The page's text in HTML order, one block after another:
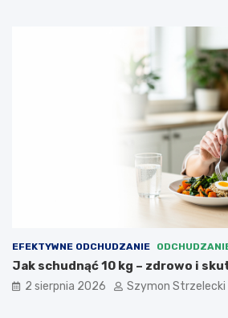
EFEKTYWNE ODCHUDZANIE
Jak schudnąć 10 kg – zdrowo i
2 sierpnia 2026 Szymon Strzelecki